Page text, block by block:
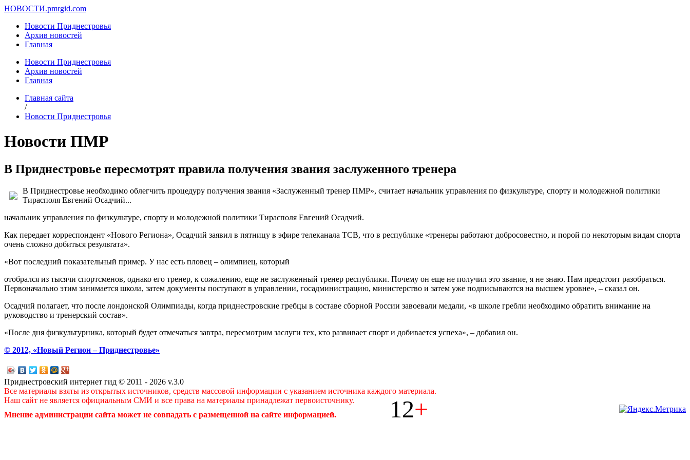
НОВОСТИ.pmrgid.com
Новости Приднестровья
Архив новостей
Главная
Новости Приднестровья
Архив новостей
Главная
Главная сайта
/
Новости Приднестровья
Новости ПМР
В Приднестровье пересмотрят правила получения звания заслуженного тренера
В Приднестровье необходимо облегчить процедуру получения звания «Заслуженный тренер ПМР», считает начальник управления по физкультуре, спорту и молодежной политики
Тирасполя Евгений Осадчий...
начальник управления по физкультуре, спорту и молодежной политики Тирасполя Евгений Осадчий.
Как передает корреспондент «Нового Региона», Осадчий заявил в пятницу в эфире телеканала ТСВ, что в республике «тренеры работают добросовестно, и порой по некоторым видам спорта
очень сложно добиться результата».
«Вот последний показательный пример. У нас есть пловец – олимпиец, который
отобрался из тысячи спортсменов, однако его тренер, к сожалению, еще не заслуженный тренер республики. Почему он еще не получил это звание, я не знаю. Нам предстоит разобраться.
Первоначально этим занимается школа, затем документы поступают в управлении, госадминистрацию, министерство и затем уже подписываются на высшем уровне», – сказал он.
Осадчий полагает, что после лондонской Олимпиады, когда приднестровские гребцы в составе сборной России завоевали медали, «в школе гребли необходимо обратить внимание на
руководство и тренерский состав».
«После дня физкультурника, который будет отмечаться завтра, пересмотрим заслуги тех, кто развивает спорт и добивается успеха», – добавил он.
© 2012, «Новый Регион – Приднестровье»
Приднестровский интернет гид © 2011 - 2026 v.3.0
Все материалы взяты из открытых источников, средств массовой информации с указанием источника каждого материала.
Наш сайт не является официальным СМИ и все права на материалы принадлежат первоисточнику.
Мнение администрации сайта может не совпадать с размещенной на сайте информацией.
12+